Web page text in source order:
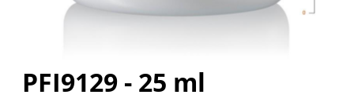
PFI9129 - 25 ml